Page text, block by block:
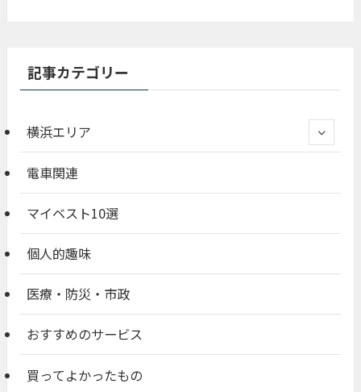
記事カテゴリー
横浜エリア
電車関連
マイベスト10選
個人的趣味
医療・防災・市政
おすすめのサービス
買ってよかったもの